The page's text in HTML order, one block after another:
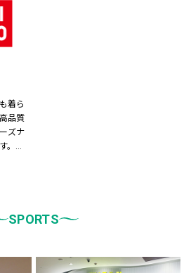
着ら
品質
ズナ
。
広
SPORTS